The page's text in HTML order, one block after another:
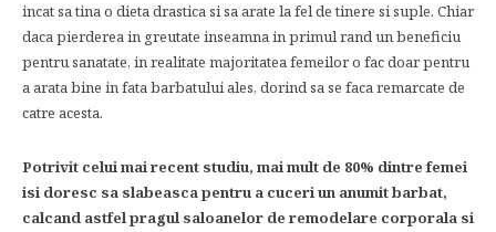
incat sa tina o dieta drastica si sa arate la fel de tinere si suple. Chiar
daca pierderea in greutate inseamna in primul rand un beneficiu
pentru sanatate, in realitate majoritatea femeilor o fac doar pentru
a arata bine in fata barbatului ales, dorind sa se faca remarcate de
catre acesta.
Potrivit celui mai recent studiu, mai mult de 80% dintre femei
isi doresc sa slabeasca pentru a cuceri un anumit barbat,
calcand astfel pragul saloanelor de remodelare corporala si